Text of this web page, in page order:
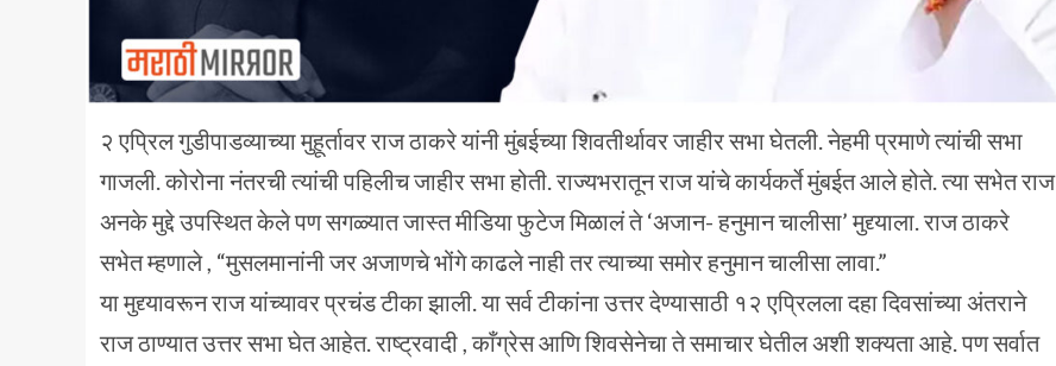
२ एप्रिल गुडीपाडव्याच्या मुहूर्तावर राज ठाकरे यांनी मुंबईच्या शिवतीर्थावर जाहीर सभा घेतली. नेहमी प्रमाणे त्यांची सभा
गाजली. कोरोना नंतरची त्यांची पहिलीच जाहीर सभा होती. राज्यभरातून राज यांचे कार्यकर्ते मुंबईत आले होते. त्या सभेत राज
अनके मुद्दे उपस्थित केले पण सगळ्यात जास्त मीडिया फुटेज मिळालं ते ‘अजान- हनुमान चालीसा’ मुद्द्याला. राज ठाकरे
सभेत म्हणाले , “मुसलमानांनी जर अजाणचे भोंगे काढले नाही तर त्याच्या समोर हनुमान चालीसा लावा.”
या मुद्द्यावरून राज यांच्यावर प्रचंड टीका झाली. या सर्व टीकांना उत्तर देण्यासाठी १२ एप्रिलला दहा दिवसांच्या अंतराने
राज ठाण्यात उत्तर सभा घेत आहेत. राष्ट्रवादी , काँग्रेस आणि शिवसेनेचा ते समाचार घेतील अशी शक्यता आहे. पण सर्वात